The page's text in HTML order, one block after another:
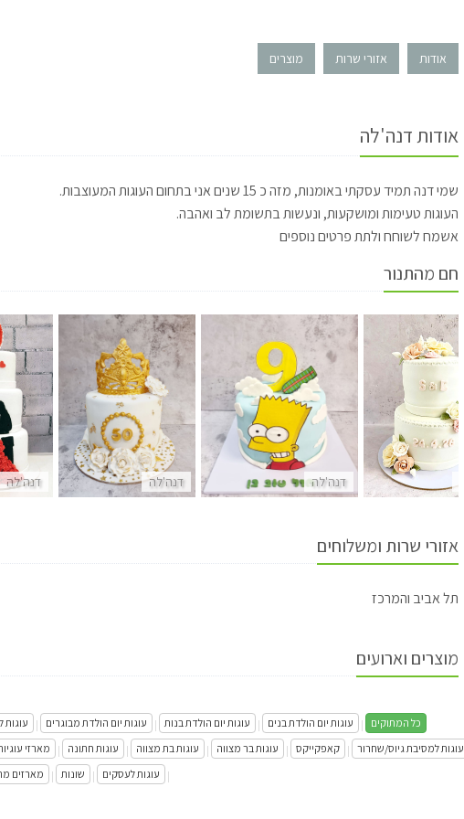
אודות אזורי שרות מוצרים
אודות דנה'לה
שמי דנה תמיד עסקתי באומנות, מזה כ 15 שנים אני בתחום העוגות המעוצבות.
העוגות טעימות ומושקעות, ונעשות בתשומת לב ואהבה.
אשמח לשוחח ולתת פרטים נוספים
חם מהתנור
דנה'לה דנה'לה דנה'לה
אזורי שרות ומשלוחים
תל אביב והמרכז
מוצרים וארועים
כל המתוקים | עוגות יום הולדת בנים | עוגות יום הולדת בנות | עוגות יום הולדת מבוגרים | עוגות
עוגות למסיבת גיוס/שחרור
| קאפקייקס | עוגות בר מצווה | עוגות בת מצווה | עוגות חתונה | מארזי
|
עוגות לעסקים | שונות | מארזים